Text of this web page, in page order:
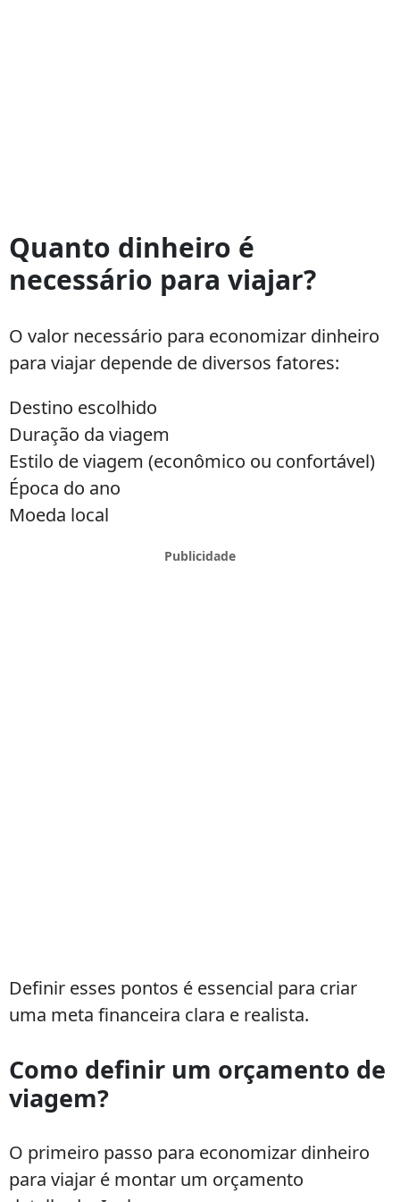
Quanto dinheiro é
necessário para viajar?
O valor necessário para economizar dinheiro
para viajar depende de diversos fatores:
Destino escolhido
Duração da viagem
Estilo de viagem (econômico ou confortável)
Época do ano
Moeda local
Definir esses pontos é essencial para criar
uma meta financeira clara e realista.
Como definir um orçamento de
viagem?
O primeiro passo para economizar dinheiro
para viajar é montar um orçamento